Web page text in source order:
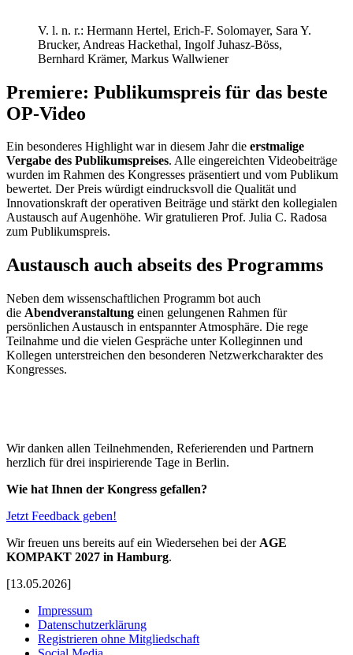
V. l. n. r.: Hermann Hertel, Erich-F. Solomayer, Sara Y.
Brucker, Andreas Hackethal, Ingolf Juhasz-Böss,
Bernhard Krämer, Markus Wallwiener
Premiere: Publikumspreis für das beste
OP-Video
Ein besonderes Highlight war in diesem Jahr die erstmalige
Vergabe des Publikumspreises. Alle eingereichten Videobeiträge
wurden im Rahmen des Kongresses präsentiert und vom Publikum
bewertet. Der Preis würdigt eindrucksvoll die Qualität und
Innovationskraft der operativen Beiträge und stärkt den kollegialen
Austausch auf Augenhöhe. Wir gratulieren Prof. Julia C. Radosa
zum Publikumspreis.
Austausch auch abseits des Programms
Neben dem wissenschaftlichen Programm bot auch
die Abendveranstaltung einen gelungenen Rahmen für
persönlichen Austausch in entspannter Atmosphäre. Die rege
Teilnahme und die vielen Gespräche unter Kolleginnen und
Kollegen unterstreichen den besonderen Netzwerkcharakter des
Kongresses.
Wir danken allen Teilnehmenden, Referierenden und Partnern
herzlich für drei inspirierende Tage in Berlin.
Wie hat Ihnen der Kongress gefallen?
Jetzt Feedback geben!
Wir freuen uns bereits auf ein Wiedersehen bei der AGE
KOMPAKT 2027 in Hamburg.
[13.05.2026]
Impressum
Datenschutzerklärung
Registrieren ohne Mitgliedschaft